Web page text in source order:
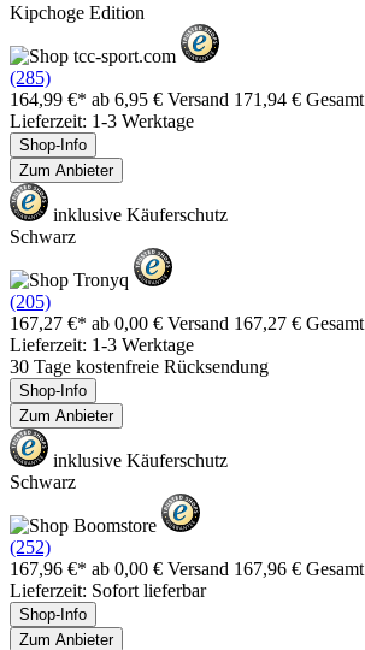
Kipchoge Edition
(285)
164,99 €* ab 6,95 € Versand 171,94 € Gesamt
Lieferzeit: 1-3 Werktage
Shop-Info
Zum Anbieter
inklusive Käuferschutz
Schwarz
(205)
167,27 €* ab 0,00 € Versand 167,27 € Gesamt
Lieferzeit: 1-3 Werktage
30 Tage kostenfreie Rücksendung
Shop-Info
Zum Anbieter
inklusive Käuferschutz
Schwarz
(252)
167,96 €* ab 0,00 € Versand 167,96 € Gesamt
Lieferzeit: Sofort lieferbar
Shop-Info
Zum Anbieter